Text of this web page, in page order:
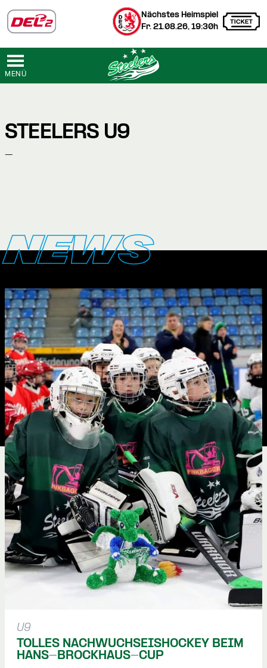
Nächstes Heimspiel
Fr. 21.08.26, 19:30h
MENÜ
STEELERS U9
-
NEWS
U9
TOLLES NACHWUCHSEISHOCKEY BEIM
HANS-BROCKHAUS-CUP